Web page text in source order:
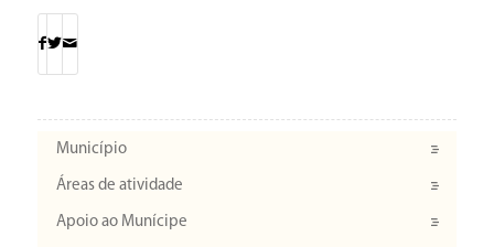
Município
Áreas de atividade
Apoio ao Munícipe